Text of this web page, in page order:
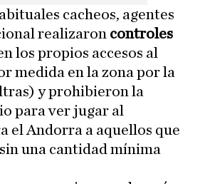
cacheos, agentes
realizaron controles
los propios accesos al
medida en la zona por la
y prohibieron la
para ver jugar al
el Andorra a aquellos que
una cantidad mínima